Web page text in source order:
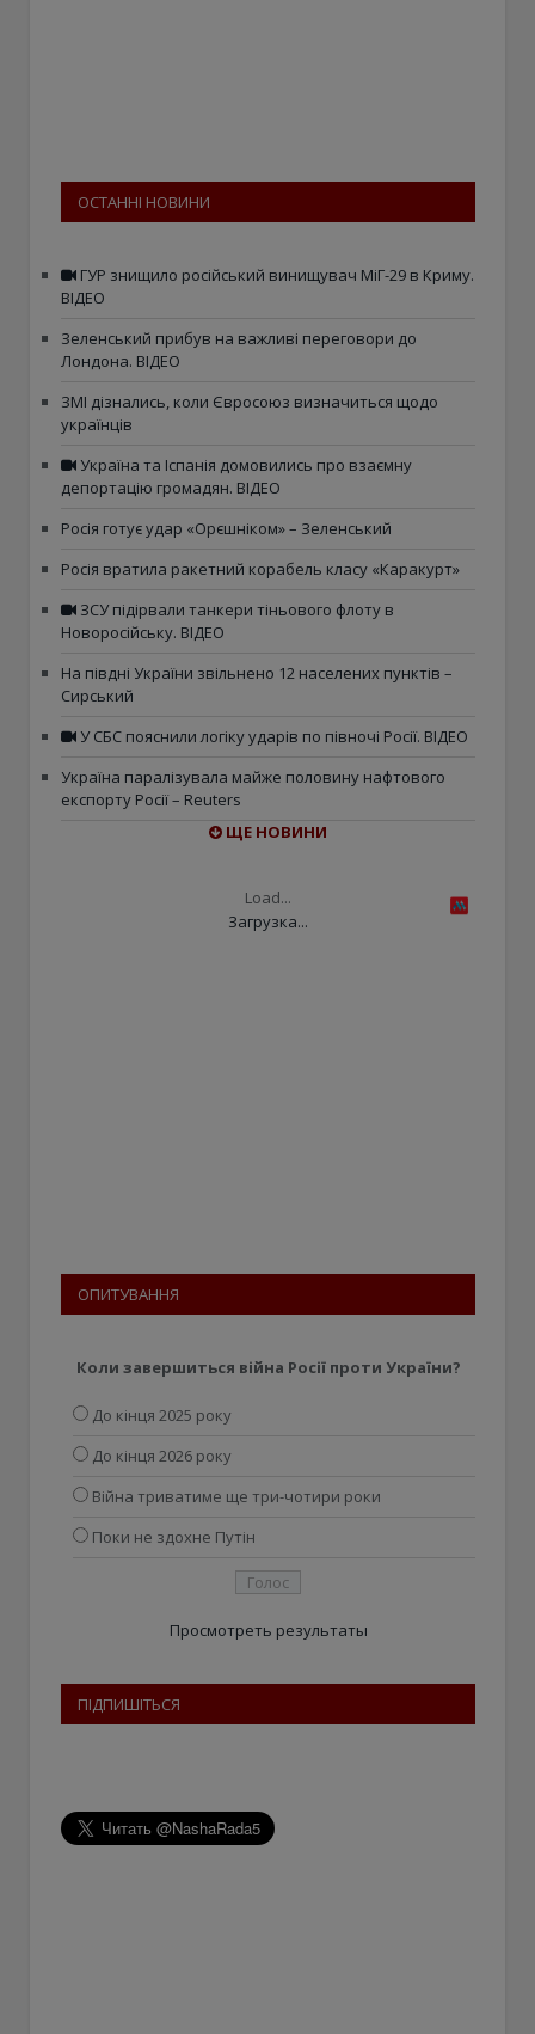
ОСТАННІ НОВИНИ
ГУР знищило російський винищувач МіГ-29 в Криму.
ВІДЕО
Зеленський прибув на важливі переговори до
Лондона. ВІДЕО
ЗМІ дізнались, коли Євросоюз визначиться щодо
українців
Україна та Іспанія домовились про взаємну
депортацію громадян. ВІДЕО
Росія готує удар «Орєшніком» – Зеленський
Росія вратила ракетний корабель класу «Каракурт»
ЗСУ підірвали танкери тіньового флоту в
Новоросійську. ВІДЕО
На півдні України звільнено 12 населених пунктів –
Сирський
У СБС пояснили логіку ударів по півночі Росії. ВІДЕО
Україна паралізувала майже половину нафтового
експорту Росії – Reuters
ЩЕ НОВИНИ
Load...
Загрузка...
ОПИТУВАННЯ
Коли завершиться війна Росії проти України?
До кінця 2025 року
До кінця 2026 року
Війна триватиме ще три-чотири роки
Поки не здохне Путін
Просмотреть результаты
ПІДПИШІТЬСЯ